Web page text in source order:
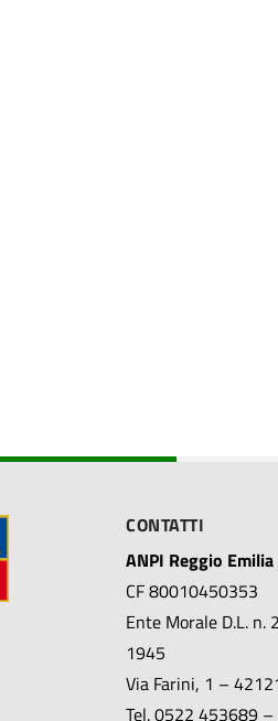
CONTATTI
ANPI Reggio Emilia
CF 80010450353
Ente Morale D.L. n.
1945
Via Farini, 1 –
Tel. 0522 453689